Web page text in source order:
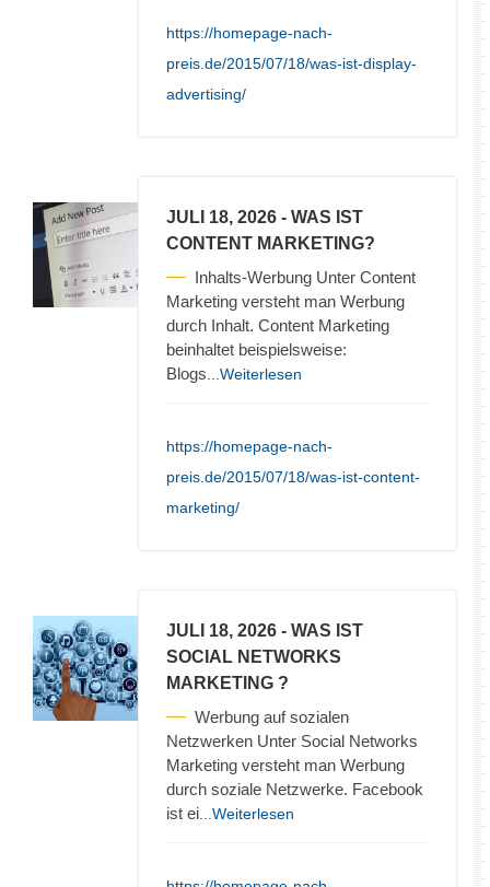
https://homepage-nach-
preis.de/2015/07/18/was-ist-display-
advertising/
JULI 18, 2026 - WAS IST
CONTENT MARKETING?
Inhalts-Werbung Unter Content
Marketing versteht man Werbung
durch Inhalt. Content Marketing
beinhaltet beispielsweise:
Blogs ...Weiterlesen
https://homepage-nach-
preis.de/2015/07/18/was-ist-content-
marketing/
JULI 18, 2026 - WAS IST
SOCIAL NETWORKS
MARKETING ?
Werbung auf sozialen
Netzwerken Unter Social Networks
Marketing versteht man Werbung
durch soziale Netzwerke. Facebook
ist ei ...Weiterlesen